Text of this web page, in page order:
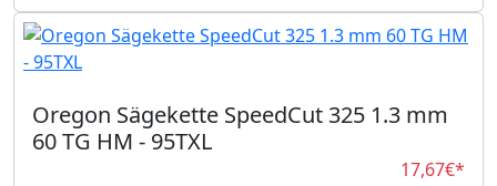
Oregon Sägekette SpeedCut 325 1.3 mm
60 TG HM - 95TXL
17,67€*